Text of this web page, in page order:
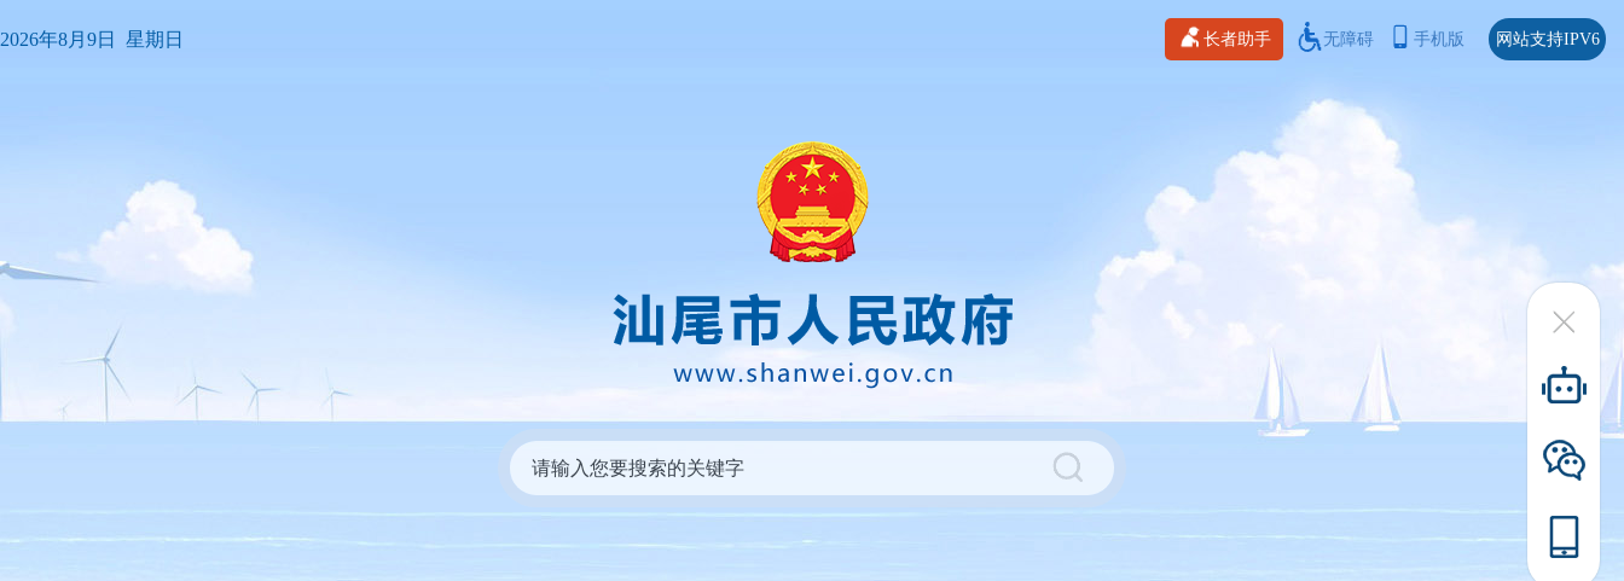
2026年8月9日 星期日 长者助手 无障碍 手机版 网站支持IPV6